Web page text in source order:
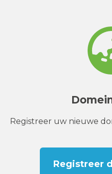
Registreer uw nieuwe
Registreer